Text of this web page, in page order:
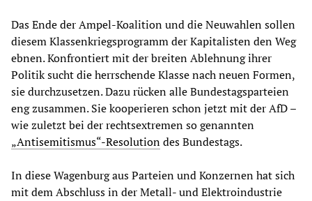
Das Ende der Ampel-Koalition und die Neuwahlen sollen
diesem Klassenkriegsprogramm der Kapitalisten den Weg
ebnen. Konfrontiert mit der breiten Ablehnung ihrer
Politik sucht die herrschende Klasse nach neuen Formen,
sie durchzusetzen. Dazu rücken alle Bundestagsparteien
eng zusammen. Sie kooperieren schon jetzt mit der AfD –
wie zuletzt bei der rechtsextremen so genannten
„Antisemitismus“-Resolutiondes Bundestags.
In diese Wagenburg aus Parteien und Konzernen hat sich
mit dem Abschluss in der Metall- und Elektroindustrie